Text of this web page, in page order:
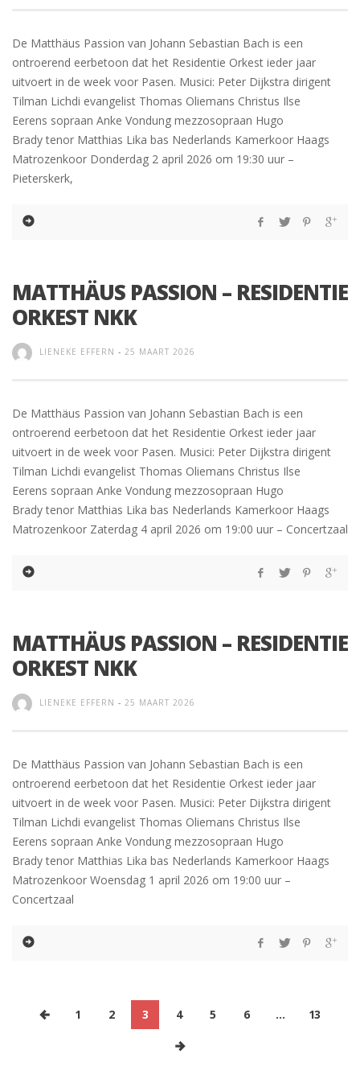
De Matthäus Passion van Johann Sebastian Bach is een
ontroerend eerbetoon dat het Residentie Orkest ieder jaar
uitvoert in de week voor Pasen. Musici: Peter Dijkstra dirigent
Tilman Lichdi evangelist Thomas Oliemans Christus Ilse
Eerens sopraan Anke Vondung mezzosopraan Hugo
Brady tenor Matthias Lika bas Nederlands Kamerkoor Haags
Matrozenkoor Donderdag 2 april 2026 om 19:30 uur –
Pieterskerk,
MATTHÄUS PASSION – RESIDENTIE
ORKEST NKK
LIENEKE EFFERN - 25 MAART 2026
De Matthäus Passion van Johann Sebastian Bach is een
ontroerend eerbetoon dat het Residentie Orkest ieder jaar
uitvoert in de week voor Pasen. Musici: Peter Dijkstra dirigent
Tilman Lichdi evangelist Thomas Oliemans Christus Ilse
Eerens sopraan Anke Vondung mezzosopraan Hugo
Brady tenor Matthias Lika bas Nederlands Kamerkoor Haags
Matrozenkoor Zaterdag 4 april 2026 om 19:00 uur – Concertzaal
MATTHÄUS PASSION – RESIDENTIE
ORKEST NKK
LIENEKE EFFERN - 25 MAART 2026
De Matthäus Passion van Johann Sebastian Bach is een
ontroerend eerbetoon dat het Residentie Orkest ieder jaar
uitvoert in de week voor Pasen. Musici: Peter Dijkstra dirigent
Tilman Lichdi evangelist Thomas Oliemans Christus Ilse
Eerens sopraan Anke Vondung mezzosopraan Hugo
Brady tenor Matthias Lika bas Nederlands Kamerkoor Haags
Matrozenkoor Woensdag 1 april 2026 om 19:00 uur –
Concertzaal
1 2 3 4 5 6 … 13